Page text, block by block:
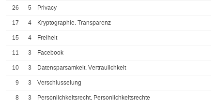
26 5 Privacy
17 4 Kryptographie, Transparenz
15 4 Freiheit
11 3 Facebook
10 3 Datensparsamkeit, Vertraulichkeit
9 3 Verschlüsselung
8 3 Persönlichkeitsrecht, Persönlichkeitsrechte